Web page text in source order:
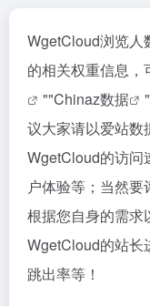
WgetCloud浏览人
的相关权重信息，
""Chinaz数据
议大家请以爱站数
WgetCloud的访问
户体验等；当然
根据您自身的需求
WgetCloud的站长
跳出率等！